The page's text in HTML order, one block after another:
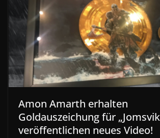
Amon Amarth erhalten
Goldauszeichung für
veröffentlichen neues Video!